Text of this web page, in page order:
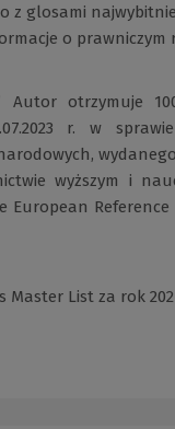
z glosami
o
otrzymuje
r. w
wyższym i
European
List za rok